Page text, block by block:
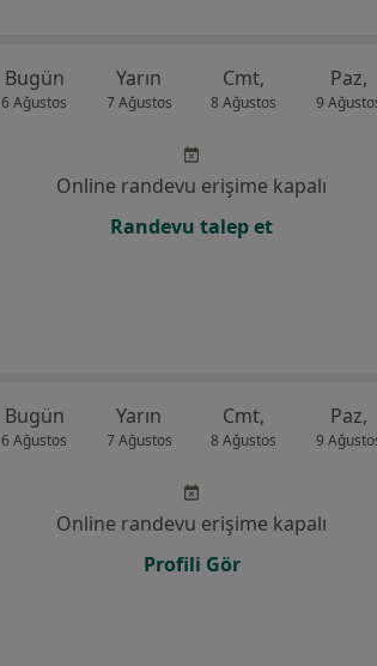
Bugün
6 Ağustos
Yarın
7 Ağustos
Cmt,
8 Ağustos
Paz,
9
Online randevu erişime kapalı
Randevu talep et
Bugün
6 Ağustos
Yarın
7 Ağustos
Cmt,
8 Ağustos
Paz,
9
Online randevu erişime kapalı
Profili Gör